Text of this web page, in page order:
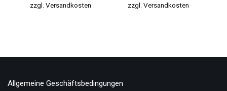
zzgl. Versandkosten
zzgl. Versandkosten
Allgemeine Geschäftsbedingungen